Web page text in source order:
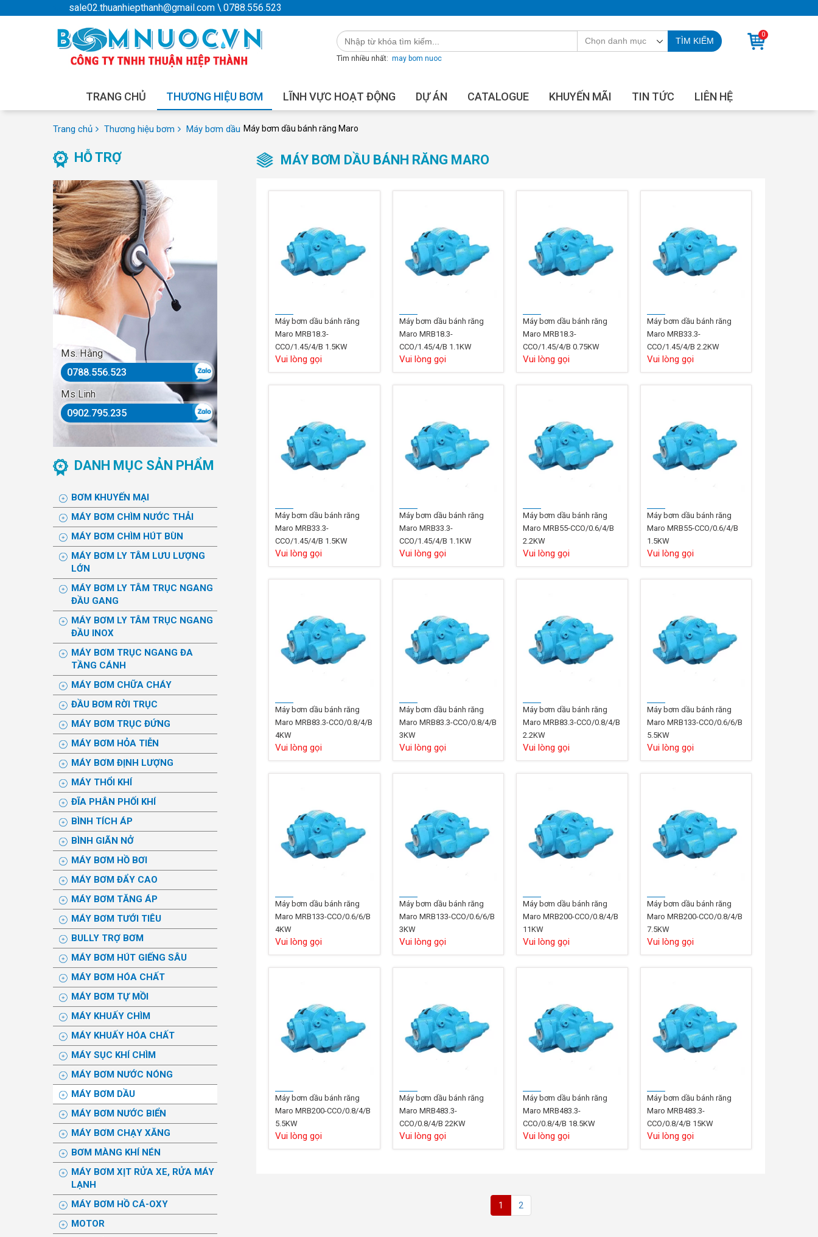
sale02.thuanhiepthanh@gmail.com \ 0788.556.523
TÌM KIẾM
Tìm nhiều nhất: may bom nuoc
0
TRANG CHỦ THƯƠNG HIỆU BƠM LĨNH VỰC HOẠT ĐỘNG DỰ ÁN CATALOGUE KHUYẾN MÃI TIN TỨC LIÊN HỆ
Trang chủ Thương hiệu bơm Máy bơm dầu Máy bơm dầu bánh răng Maro
HỖ TRỢ
Ms. Hằng
0788.556.523
Ms Linh
0902.795.235
DANH MỤC SẢN PHẨM
BƠM KHUYẾN MẠI
MÁY BƠM CHÌM NƯỚC THẢI
MÁY BƠM CHÌM HÚT BÙN
MÁY BƠM LY TÂM LƯU LƯỢNG
LỚN
MÁY BƠM LY TÂM TRỤC NGANG
ĐẦU GANG
MÁY BƠM LY TÂM TRỤC NGANG
ĐẦU INOX
MÁY BƠM TRỤC NGANG ĐA
TẦNG CÁNH
MÁY BƠM CHỮA CHÁY
ĐẦU BƠM RỜI TRỤC
MÁY BƠM TRỤC ĐỨNG
MÁY BƠM HỎA TIỄN
MÁY BƠM ĐỊNH LƯỢNG
MÁY THỔI KHÍ
ĐĨA PHÂN PHỐI KHÍ
BÌNH TÍCH ÁP
BÌNH GIÃN NỞ
MÁY BƠM HỒ BƠI
MÁY BƠM ĐẨY CAO
MÁY BƠM TĂNG ÁP
MÁY BƠM TƯỚI TIÊU
BULLY TRỢ BƠM
MÁY BƠM HÚT GIẾNG SÂU
MÁY BƠM HÓA CHẤT
MÁY BƠM TỰ MỒI
MÁY KHUẤY CHÌM
MÁY KHUẤY HÓA CHẤT
MÁY SỤC KHÍ CHÌM
MÁY BƠM NƯỚC NÓNG
MÁY BƠM DẦU
MÁY BƠM NƯỚC BIỂN
MÁY BƠM CHẠY XĂNG
BƠM MÀNG KHÍ NÉN
MÁY BƠM XỊT RỬA XE, RỬA MÁY
LẠNH
MÁY BƠM HỒ CÁ-OXY
MOTOR
MÁY BƠM DẦU BÁNH RĂNG MARO
Máy bơm dầu bánh răng
Maro MRB18.3-
CCO/1.45/4/B 1.5KW
Vui lòng gọi
Máy bơm dầu bánh răng
Maro MRB18.3-
CCO/1.45/4/B 1.1KW
Vui lòng gọi
Máy bơm dầu bánh răng
Maro MRB18.3-
CCO/1.45/4/B 0.75KW
Vui lòng gọi
Máy bơm dầu bánh răng
Maro MRB33.3-
CCO/1.45/4/B 2.2KW
Vui lòng gọi
Máy bơm dầu bánh răng
Maro MRB33.3-
CCO/1.45/4/B 1.5KW
Vui lòng gọi
Máy bơm dầu bánh răng
Maro MRB33.3-
CCO/1.45/4/B 1.1KW
Vui lòng gọi
Máy bơm dầu bánh răng
Maro MRB55-CCO/0.6/4/B
2.2KW
Vui lòng gọi
Máy bơm dầu bánh răng
Maro MRB55-CCO/0.6/4/B
1.5KW
Vui lòng gọi
Máy bơm dầu bánh răng
Maro MRB83.3-CCO/0.8/4/B
4KW
Vui lòng gọi
Máy bơm dầu bánh răng
Maro MRB83.3-CCO/0.8/4/B
3KW
Vui lòng gọi
Máy bơm dầu bánh răng
Maro MRB83.3-CCO/0.8/4/B
2.2KW
Vui lòng gọi
Máy bơm dầu bánh răng
Maro MRB133-CCO/0.6/6/B
5.5KW
Vui lòng gọi
Máy bơm dầu bánh răng
Maro MRB133-CCO/0.6/6/B
4KW
Vui lòng gọi
Máy bơm dầu bánh răng
Maro MRB133-CCO/0.6/6/B
3KW
Vui lòng gọi
Máy bơm dầu bánh răng
Maro MRB200-CCO/0.8/4/B
11KW
Vui lòng gọi
Máy bơm dầu bánh răng
Maro MRB200-CCO/0.8/4/B
7.5KW
Vui lòng gọi
Máy bơm dầu bánh răng
Maro MRB200-CCO/0.8/4/B
5.5KW
Vui lòng gọi
Máy bơm dầu bánh răng
Maro MRB483.3-
CCO/0.8/4/B 22KW
Vui lòng gọi
Máy bơm dầu bánh răng
Maro MRB483.3-
CCO/0.8/4/B 18.5KW
Vui lòng gọi
Máy bơm dầu bánh răng
Maro MRB483.3-
CCO/0.8/4/B 15KW
Vui lòng gọi
1 2